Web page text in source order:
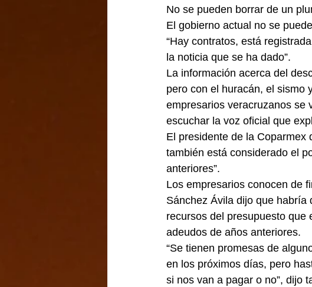
No se pueden borrar de un
El gobierno actual no se
“Hay contratos, está
la noticia que se ha dado”.
La información acerca del
pero con el huracán, el sismo
empresarios veracruzanos se
escuchar la voz oficial que
El presidente de la Coparmex
también está considerado el
anteriores”.
Los empresarios conocen de
Sánchez Ávila dijo que habría
recursos del presupuesto que
adeudos de años anteriores.
“Se tienen promesas de
en los próximos días, pero
si nos van a pagar o no”, dijo